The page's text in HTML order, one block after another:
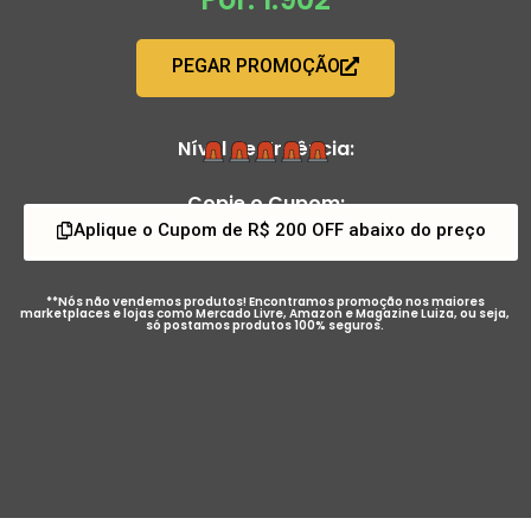
PEGAR PROMOÇÃO
Nível de Urgência:
Copie o Cupom:
Aplique o Cupom de R$ 200 OFF abaixo do preço
**Nós não vendemos produtos! Encontramos promoção nos maiores
marketplaces e lojas como Mercado Livre, Amazon e Magazine Luiza, ou seja,
só postamos produtos 100% seguros.